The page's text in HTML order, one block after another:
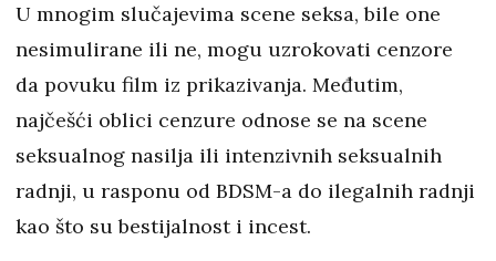
U mnogim slučajevima scene seksa, bile one
nesimulirane ili ne, mogu uzrokovati cenzore
da povuku film iz prikazivanja. Međutim,
najčešći oblici cenzure odnose se na scene
seksualnog nasilja ili intenzivnih seksualnih
radnji, u rasponu od BDSM-a do ilegalnih radnji
kao što su bestijalnost i incest.